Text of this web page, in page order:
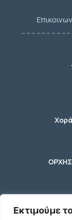
Εκτιμούμε